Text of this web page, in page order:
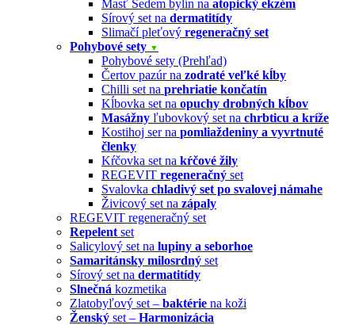
Masť Sedem bylín na atopický ekzém
Sírový set na dermatitídy
Slimačí pleťový regeneračný set
Pohybové sety ▼
Pohybové sety (Prehľad)
Čertov pazúr na zodraté veľké kĺby
Chilli set na prehriatie končatín
Kĺbovka set na opuchy drobných kĺbov
Masážny ľubovkový set na chrbticu a kríže
Kostihoj ser na pomliaždeniny a vyvrtnuté
členky
Kŕčovka set na kŕčové žily
REGEVIT regeneračný set
Svalovka chladivý set po svalovej námahe
Živicový set na zápaly
REGEVIT regeneračný set
Repelent set
Salicylový set na lupiny a seborhoe
Samaritánsky milosrdný set
Sírový set na dermatitídy
Slnečná kozmetika
Zlatobyľový set – baktérie na koži
Ženský set – Harmonizácia